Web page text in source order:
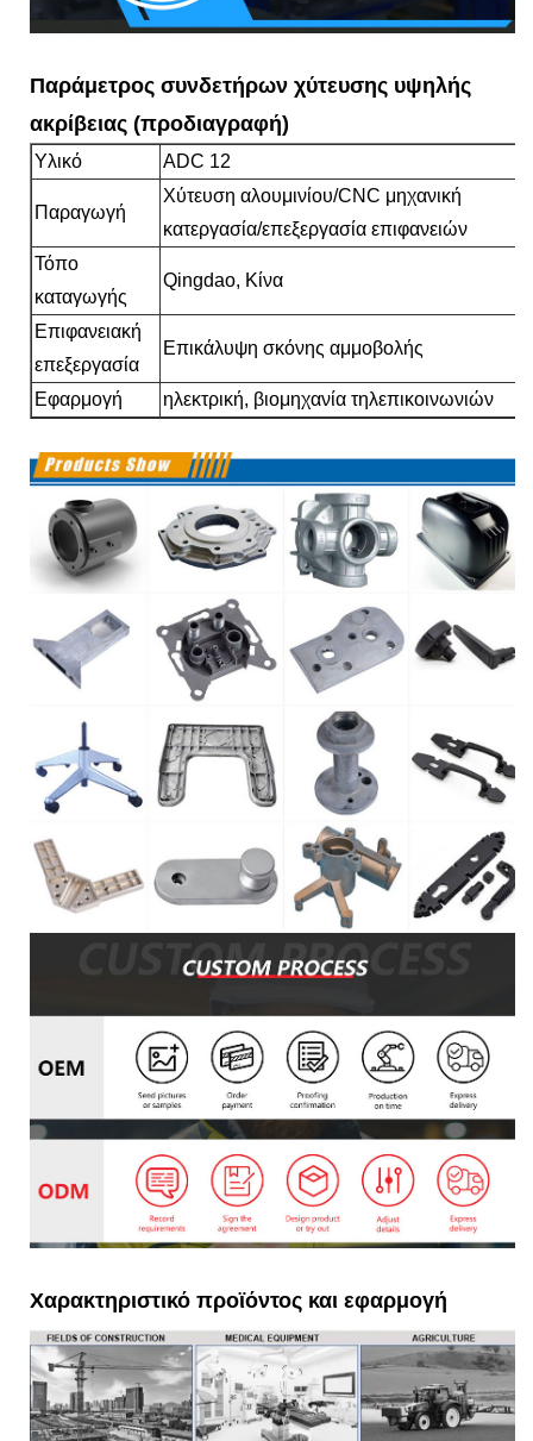
Παράμετρος συνδετήρων χύτευσης υψηλής
ακρίβειας (προδιαγραφή)
Υλικό ADC 12
Παραγωγή
Χύτευση αλουμινίου/CNC μηχανική
κατεργασία/επεξεργασία επιφανειών
Τόπο
καταγωγής
Qingdao, Κίνα
Επιφανειακή
επεξεργασία
Επικάλυψη σκόνης αμμοβολής
Εφαρμογή ηλεκτρική, βιομηχανία τηλεπικοινωνιών
Χαρακτηριστικό προϊόντος και εφαρμογή